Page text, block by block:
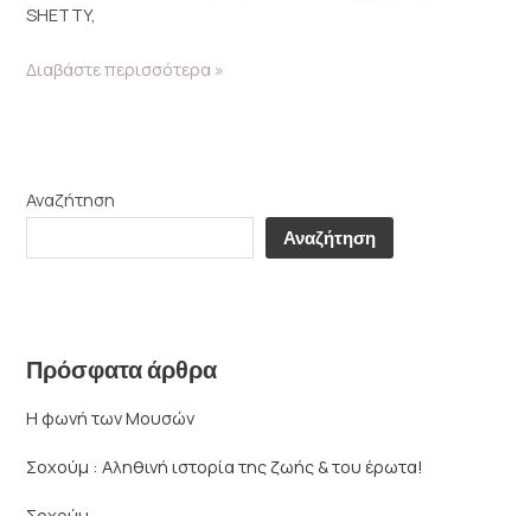
SHETTY,
Διαβάστε περισσότερα »
Αναζήτηση
Αναζήτηση
Πρόσφατα άρθρα
Η φωνή των Μουσών
Σοχούμ : Αληθινή ιστορία της ζωής & του έρωτα!